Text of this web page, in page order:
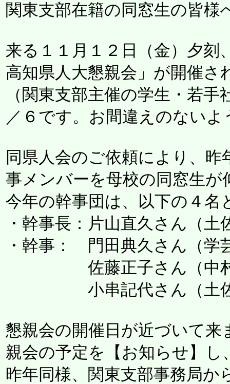
関東支部在籍の同窓生の皆様
来る１１月１２日（金）夕刻
高知県人大懇親会」が開催さ
（関東支部主催の学生・若手
／６です。お間違えのないよ
同県人会のご依頼により、
事メンバーを母校の同窓生
今年の幹事団は、以下の４名
・幹事長：片山直久さん（土
・幹事： 門田典久さん（学
佐藤正子さん（中村
小串記代さん（土佐
懇親会の開催日が近づいて
親会の予定を【お知らせ】し
昨年同様、関東支部事務局か